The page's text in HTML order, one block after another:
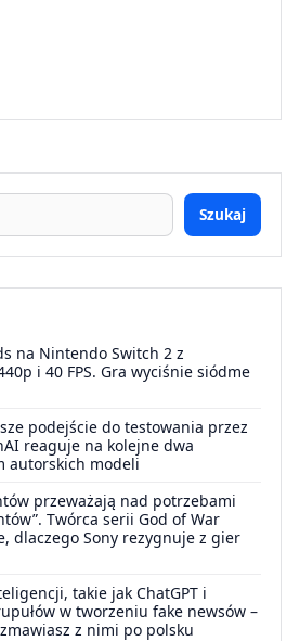
Szukaj
na Nintendo Switch 2 z
i 40 FPS. Gra wyciśnie siódme
podejście do testowania przez
reaguje na kolejne dwa
autorskich modeli
przeważają nad potrzebami
Twórca serii God of War
dlaczego Sony rezygnuje z gier
takie jak ChatGPT i
w tworzeniu fake newsów –
z nimi po polsku